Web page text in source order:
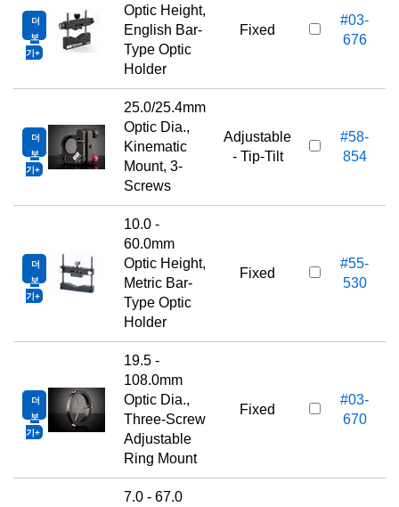
더
보
기
Optic Height,
English Bar-
Type Optic
Holder
Fixed
#03-
676
더
보
기
25.0/25.4mm
Optic Dia.,
Kinematic
Mount, 3-
Screws
Adjustable
- Tip-Tilt
#58-
854
더
보
기
10.0 -
60.0mm
Optic Height,
Metric Bar-
Type Optic
Holder
Fixed
#55-
530
더
보
기
19.5 -
108.0mm
Optic Dia.,
Three-Screw
Adjustable
Ring Mount
Fixed
#03-
670
7.0 - 67.0